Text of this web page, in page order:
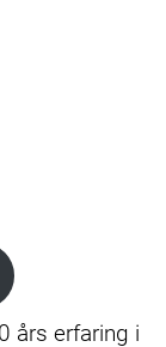
års erfaring i